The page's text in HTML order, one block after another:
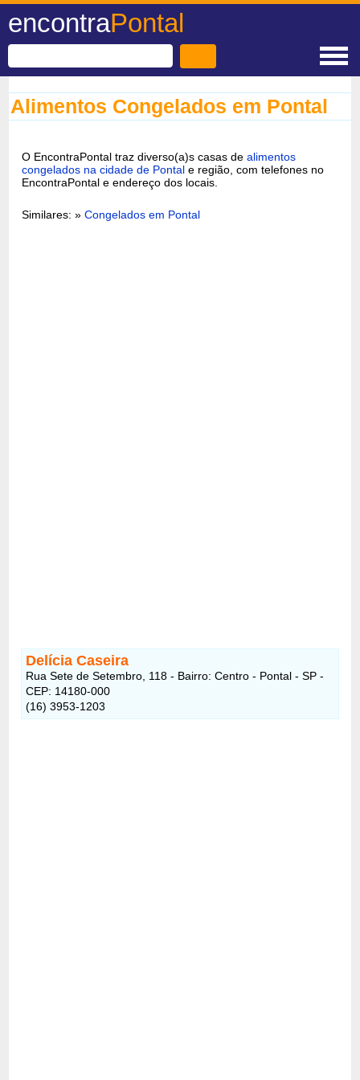
encontraPontal
Alimentos Congelados em Pontal
O EncontraPontal traz diverso(a)s casas dealimentos
congelados na cidade de Pontal e região, com telefones no
EncontraPontal e endereço dos locais.
Similares: »Congelados em Pontal
Delícia Caseira
Rua Sete de Setembro, 118 - Bairro: Centro - Pontal - SP -
CEP: 14180-000
(16) 3953-1203